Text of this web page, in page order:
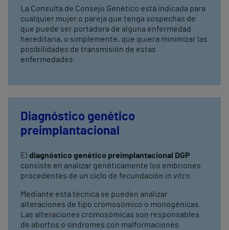
La Consulta de Consejo Genético está indicada para
cualquier mujer o pareja que tenga sospechas de
que puede ser portadora de alguna enfermedad
hereditaria, o simplemente, que quiera minimizar las
posibilidades de transmisión de estas
enfermedades.
Diagnóstico genético
preimplantacional
El diagnóstico genético preimplantacional DGP
consiste en analizar genéticamente los embriones
procedentes de un ciclo de fecundación in vitro.
Mediante esta técnica se pueden analizar
alteraciones de tipo cromosómico o monogénicas.
Las alteraciones cromosómicas son responsables
de abortos o síndromes con malformaciones